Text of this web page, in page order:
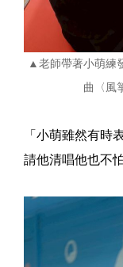
▲老師帶著小萌練
曲〈風
「小萌雖然有時
請他清唱他也不